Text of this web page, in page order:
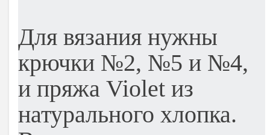
Для вязания нужны
крючки №2, №5 и №4,
и пряжа Violet из
натурального хлопка.